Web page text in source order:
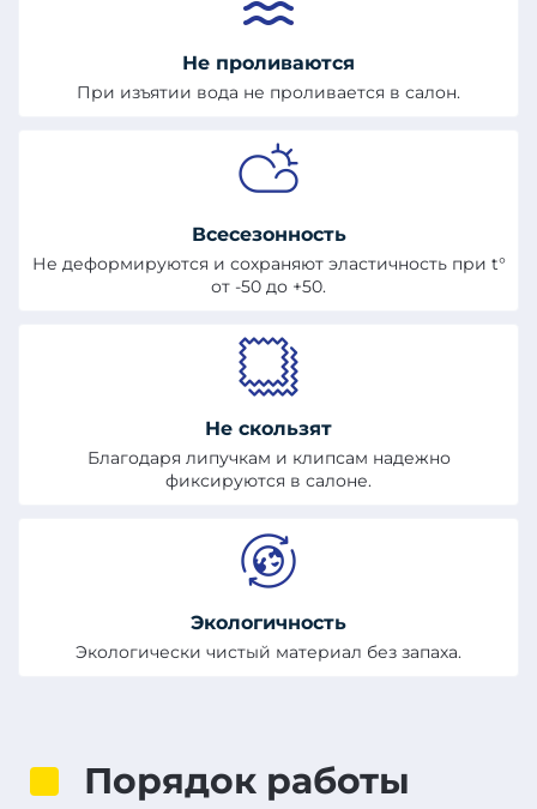
Не проливаются
При изъятии вода не проливается в салон.
Всесезонность
Не деформируются и сохраняют эластичность при t°
от -50 до +50.
Не скользят
Благодаря липучкам и клипсам надежно
фиксируются в салоне.
Экологичность
Экологически чистый материал без запаха.
Порядок работы